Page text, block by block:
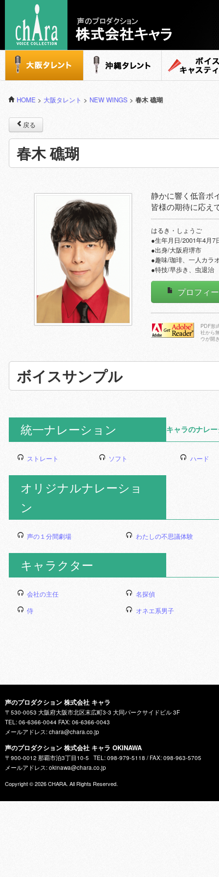
声のプロダクション - 株式会社キャラ
大阪タレント 沖縄タレント
HOME > 大阪タレント > NEW WINGS > 春木 礁瑚
戻る
春木 礁瑚
静かに響く低音ボ
皆様の期待に応え
はるき・しょうご
●生年月日/2001年4月7
●出身/大阪府堺市
●趣味/珈琲、一人カラ
●特技/早歩き、虫退治
プロフィ
ドする
PDF形
社から
ウが開
ボイスサンプル
統一ナレーション キャラのナレ
ストレート ソフト ハード
オリジナルナレーショ
ン
声の１分間劇場 わたしの不思議体験
キャラクター
会社の主任
名探偵
侍
オネエ系男子
声のプロダクション 株式会社 キャラ
〒530-0053 大阪府大阪市北区末広町3-3 大同パークサイドビル 3F
TEL: 06-6366-0044 FAX: 06-6366-0043
メールアドレス: chara@chara.co.jp
声のプロダクション 株式会社 キャラ OKINAWA
〒900-0012 那覇市泊3丁目10-5
TEL: 098-979-5118 / FAX: 098-963-5705
メールアドレス: okinawa@chara.co.jp
Copyright © 2026CHARA. All Rights Reserved.